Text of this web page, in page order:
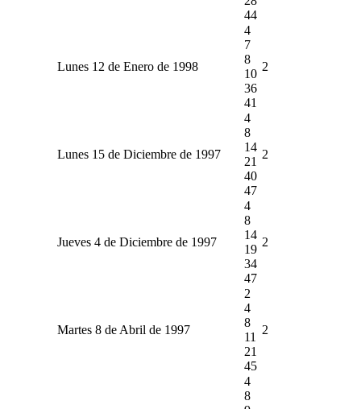
44
Lunes 12 de Enero de 1998
4
7
8
10
36
41
2
Lunes 15 de Diciembre de 1997
4
8
14
21
40
47
2
Jueves 4 de Diciembre de 1997
4
8
14
19
34
47
2
Martes 8 de Abril de 1997
2
4
8
11
21
45
2
4
8